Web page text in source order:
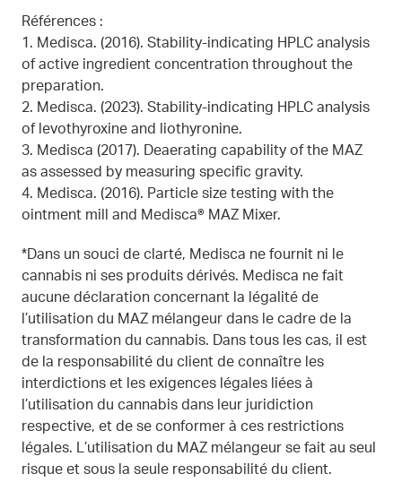
Références :
1. Medisca. (2016). Stability-indicating HPLC analysis
of active ingredient concentration throughout the
preparation.
2. Medisca. (2023). Stability-indicating HPLC analysis
of levothyroxine and liothyronine.
3. Medisca (2017). Deaerating capability of the MAZ
as assessed by measuring specific gravity.
4. Medisca. (2016). Particle size testing with the
ointment mill and Medisca® MAZ Mixer.
*Dans un souci de clarté, Medisca ne fournit ni le
cannabis ni ses produits dérivés. Medisca ne fait
aucune déclaration concernant la légalité de
l’utilisation du MAZ mélangeur dans le cadre de la
transformation du cannabis. Dans tous les cas, il est
de la responsabilité du client de connaître les
interdictions et les exigences légales liées à
l’utilisation du cannabis dans leur juridiction
respective, et de se conformer à ces restrictions
légales. L’utilisation du MAZ mélangeur se fait au seul
risque et sous la seule responsabilité du client.